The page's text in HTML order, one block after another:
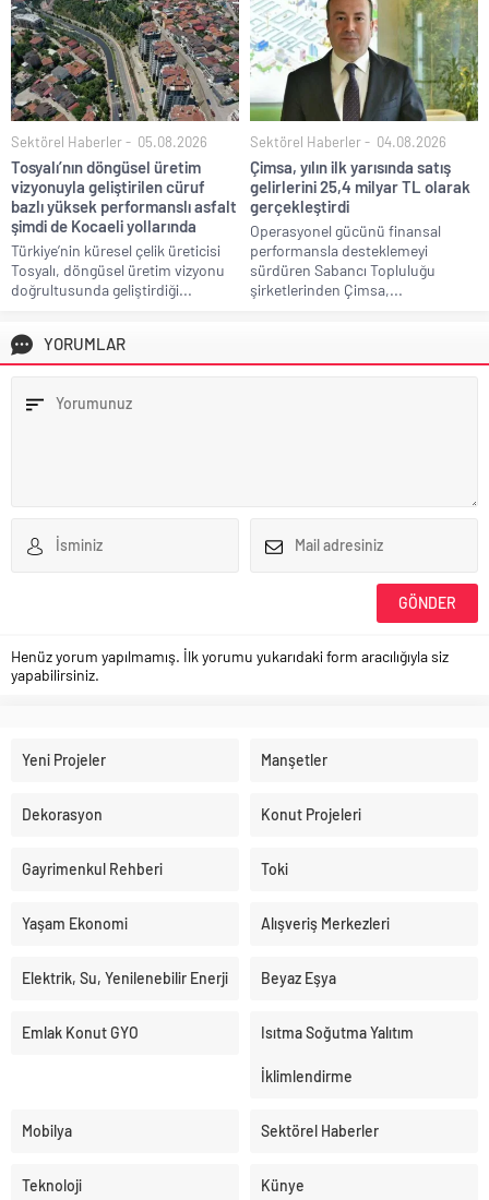
Sektörel Haberler 05.08.2026
Tosyalı’nın döngüsel üretim
vizyonuyla geliştirilen cüruf
bazlı yüksek performanslı asfalt
şimdi de Kocaeli yollarında
Türkiye’nin küresel çelik üreticisi
Tosyalı, döngüsel üretim vizyonu
doğrultusunda geliştirdiği...
Sektörel Haberler 04.08.2026
Çimsa, yılın ilk yarısında satış
gelirlerini 25,4 milyar TL olarak
gerçekleştirdi
Operasyonel gücünü finansal
performansla desteklemeyi
sürdüren Sabancı Topluluğu
şirketlerinden Çimsa,...
YORUMLAR
Henüz yorum yapılmamış. İlk yorumu yukarıdaki form aracılığıyla siz
yapabilirsiniz.
Yeni Projeler Manşetler
Dekorasyon Konut Projeleri
Gayrimenkul Rehberi Toki
Yaşam Ekonomi Alışveriş Merkezleri
Elektrik, Su, Yenilenebilir Enerji Beyaz Eşya
Emlak Konut GYO Isıtma Soğutma Yalıtım
İklimlendirme
Mobilya Sektörel Haberler
Teknoloji Künye